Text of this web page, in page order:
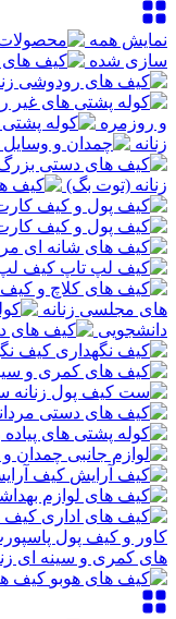
نمایش همه
سازی شده
و روزمره
زنانه
زنانه (توت بگ)
کیف
های مجلسی زنانه
دانشجویی
کیف
کیف
کیف
کاور و کیف پول
های کمری و سینه ای
کیف